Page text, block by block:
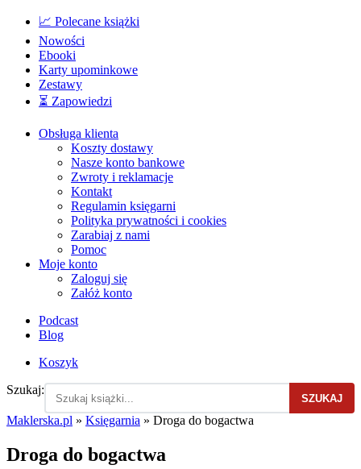
📈 Polecane książki
Nowości
Ebooki
Karty upominkowe
Zestawy
⏳ Zapowiedzi
Obsługa klienta
Koszty dostawy
Nasze konto bankowe
Zwroty i reklamacje
Kontakt
Regulamin księgarni
Polityka prywatności i cookies
Zarabiaj z nami
Pomoc
Moje konto
Zaloguj się
Załóż konto
Podcast
Blog
Koszyk
Szukaj:
SZUKAJ
Maklerska.pl » Księgarnia » Droga do bogactwa
Droga do bogactwa